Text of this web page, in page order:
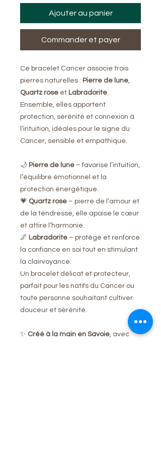
Ajouter au panier
Commander et payer
Ce bracelet Cancer associe trois
pierres naturelles : Pierre de lune
Quartz rose et Labradorite
Ensemble, elles apportent
protection, sérénité et connexion à
l’intuition, idéales pour le signe du
Cancer, sensible et empathique.
🌙 Pierre de lune – favorise l’intuition,
l’équilibre émotionnel et la
protection énergétique.
💗 Quartz rose – pierre de l’amour et
de la tendresse, elle apaise le cœur
et attire l’harmonie.
🌌 Labradorite – protège et renforce
la confiance en soi tout en stimulant
la clairvoyance.
Un bracelet délicat et protecteur,
parfait pour les natifs du Cancer ou
toute personne souhaitant cultiver
douceur et sérénité.
✨ Créé à la main en Savoie , avec